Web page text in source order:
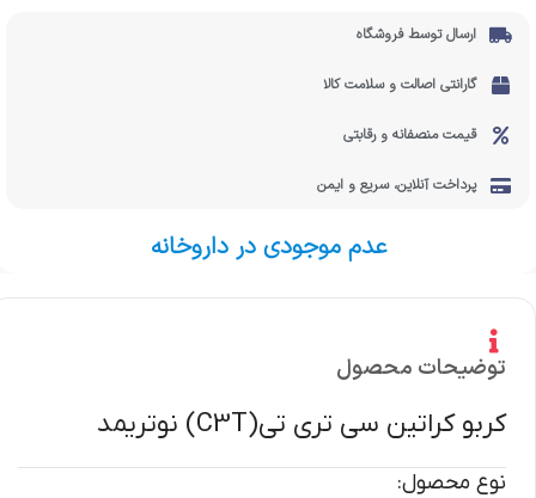
ارسال توسط فروشگاه
گارانتی اصالت و سلامت کالا
قیمت منصفانه و رقابتی
پرداخت آنلاین، سریع و ایمن
عدم موجودی در داروخانه
توضیحات محصول
کربو کراتین سی تری تی(C3T) نوتریمد
نوع محصول: